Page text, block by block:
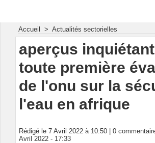
Accueil > Actualités sectorielles
aperçus
toute première
de l'onu sur la
l'eau en afrique
Rédigé le 7 Avril 2022 à 10:50 | 0
Avril 2022 - 17:33